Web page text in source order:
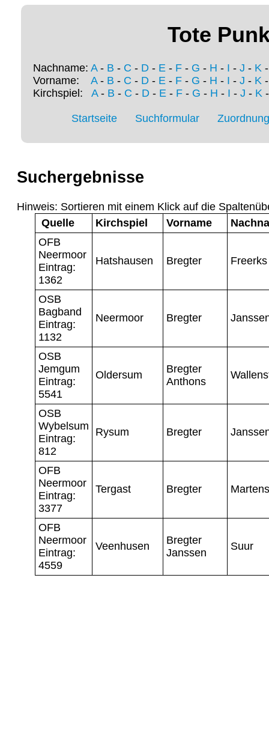
Tote
Nachname: A- B - C - D - E - F - G - H - I - J - K
Vorname: A- B - C - D - E - F - G - H - I - J - K
Kirchspiel: A- B - C - D- E- F- G - H - I - J - K
Startseite Suchformular
Suchergebnisse
Hinweis: Sortieren mit einem Klick auf die
Quelle
Kirchspiel Vorname
OFB
Neermoor
Eintrag:
1362
Hatshausen Bregter Freerks
OSB
Bagband
Eintrag:
1132
Neermoor Bregter
OSB
Jemgum
Eintrag:
5541
Oldersum
Bregter
Anthons
OSB
Wybelsum
Eintrag:
812
Rysum Bregter
OFB
Neermoor
Eintrag:
3377
Tergast Bregter Martens
OFB
Neermoor
Eintrag:
4559
Veenhusen
Bregter
Janssen
Suur